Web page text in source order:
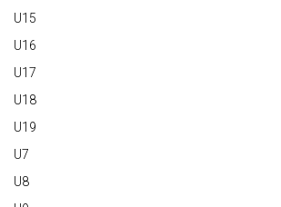
U15
U16
U17
U18
U19
U7
U8